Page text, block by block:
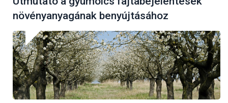
növényanyagának benyújtásához